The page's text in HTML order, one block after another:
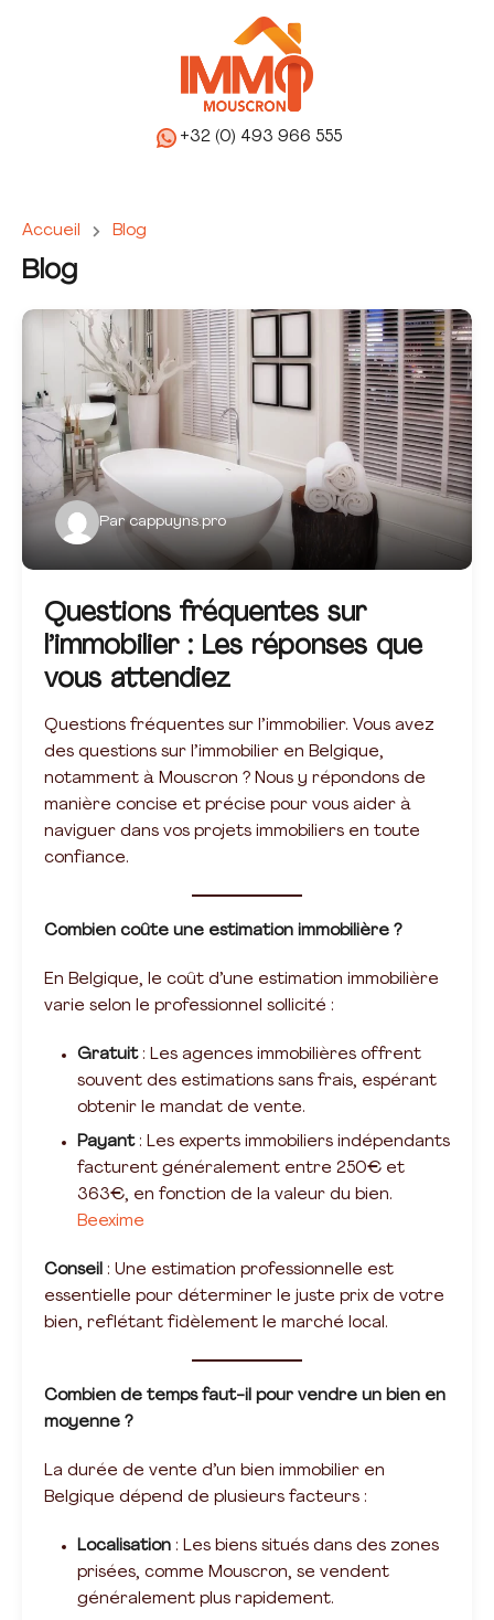
+32 (0) 493 966 555
Accueil Blog
Blog
Par cappuyns.pro
Questions fréquentes sur
l’immobilier : Les réponses que
vous attendiez
Questions fréquentes sur l’immobilier. Vous avez
des questions sur l’immobilier en Belgique,
notamment à Mouscron ? Nous y répondons de
manière concise et précise pour vous aider à
naviguer dans vos projets immobiliers en toute
confiance.
Combien coûte une estimation immobilière ?
En Belgique, le coût d’une estimation immobilière
varie selon le professionnel sollicité :
Gratuit: Les agences immobilières offrent
souvent des estimations sans frais, espérant
obtenir le mandat de vente.
Payant: Les experts immobiliers indépendants
facturent généralement entre 250€ et
363€, en fonction de la valeur du bien.
Beexime
Conseil : Une estimation professionnelle est
essentielle pour déterminer le juste prix de votre
bien, reflétant fidèlement le marché local.
Combien de temps faut-il pour vendre un bien en
moyenne ?
La durée de vente d’un bien immobilier en
Belgique dépend de plusieurs facteurs :
Localisation : Les biens situés dans des zones
prisées, comme Mouscron, se vendent
généralement plus rapidement.